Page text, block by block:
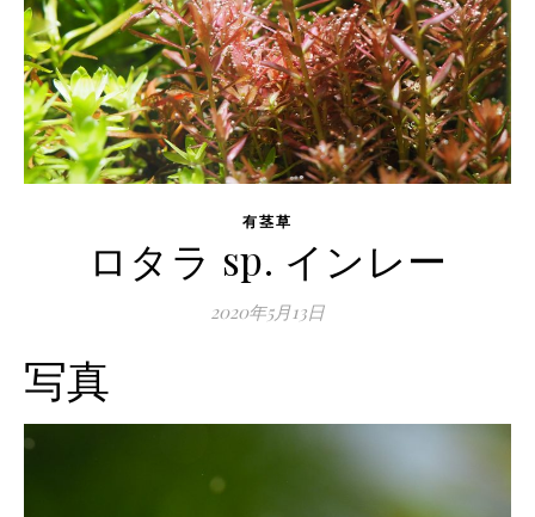
有茎草
ロタラ sp. インレー
2020年5月13日
写真